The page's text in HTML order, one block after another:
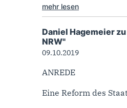
mehr lesen
Daniel Hagemeier
NRW"
09.10.2019
ANREDE
Eine Reform des